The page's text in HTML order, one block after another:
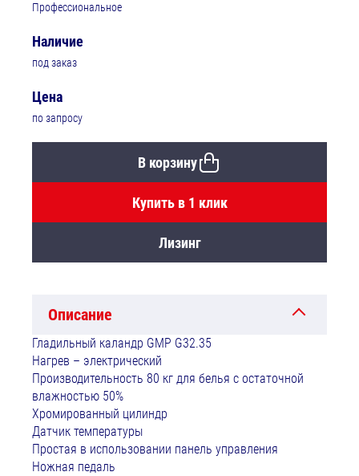
Профессиональное
Наличие
под заказ
Цена
по запросу
В корзину
Купить в 1 клик
Лизинг
Описание
Гладильный каландр GMP G32.35
Нагрев – электрический
Производительность 80 кг для белья с остаточной
влажностью 50%
Хромированный цилиндр
Датчик температуры
Простая в использовании панель управления
Ножная педаль